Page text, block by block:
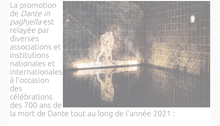
La promotion
de Dante in
paghjellaest
relayée par
diverses
associations et
institutions
nationales et
internationales
à l’occasion
des
célébrations
des 700 ans de
la mort de Dante tout au long de l’année 2021 :